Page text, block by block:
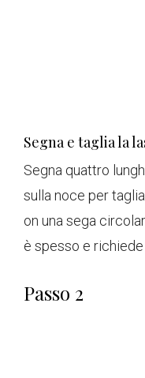
Segna e taglia la
Segna quattro
sulla noce per
on una sega
è spesso e richiede
Passo 2